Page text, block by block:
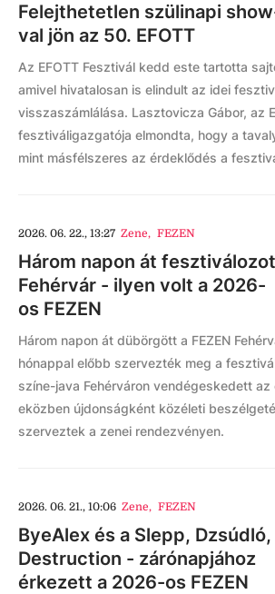
Felejthetetlen szülinapi
val jön az 50. EFOTT
Az EFOTT Fesztivál kedd este tartotta
amivel hivatalosan is elindult az idei
visszaszámlálása. Lasztovicza Gábor, az
fesztiváligazgatója elmondta, hogy a
mint másfélszeres az érdeklődés a
2026. 06. 22., 13:27 Zene, FEZEN
Három napon át
Fehérvár - ilyen volt a 2026-
os FEZEN
Három napon át dübörgött a FEZEN
hónappal előbb szervezték meg a
színe-java Fehérváron vendégeskedett
eközben újdonságként közéleti
szerveztek a zenei rendezvényen.
2026. 06. 21., 10:06 Zene, FEZEN
ByeAlex és a Slepp, Dzsúdló,
Destruction - zárónapjához
érkezett a 2026-os FEZEN